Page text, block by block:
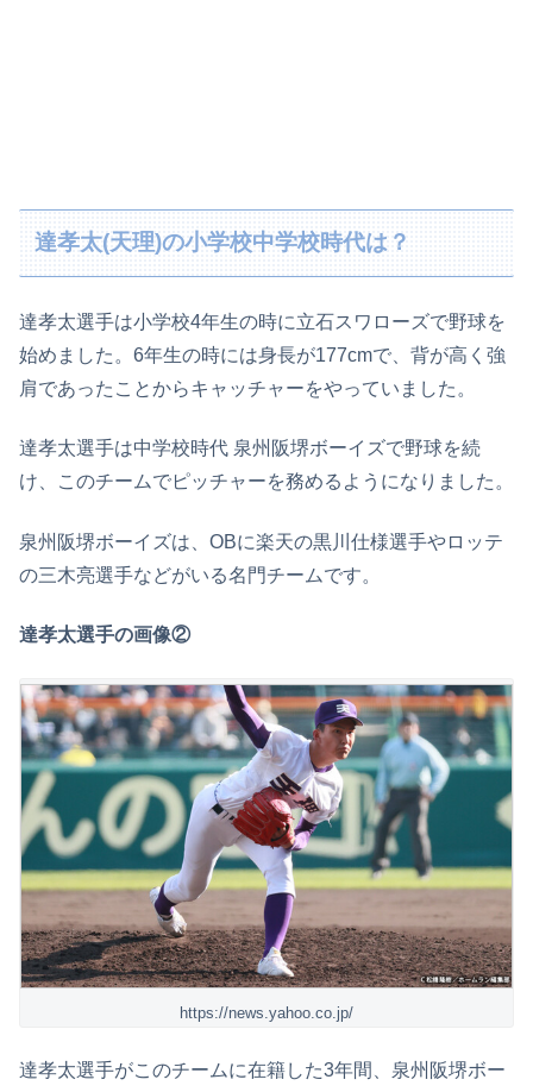
達孝太(天理)の小学校中学校時代は？
達孝太選手は小学校4年生の時に立石スワローズで野球を
始めました。6年生の時には身長が177cmで、背が高く強
肩であったことからキャッチャーをやっていました。
達孝太選手は中学校時代 泉州阪堺ボーイズで野球を続
け、このチームでピッチャーを務めるようになりました。
泉州阪堺ボーイズは、OBに楽天の黒川仕様選手やロッテ
の三木亮選手などがいる名門チームです。
達孝太選手の画像②
https://news.yahoo.co.jp/
達孝太選手がこのチームに在籍した3年間、泉州阪堺ボー